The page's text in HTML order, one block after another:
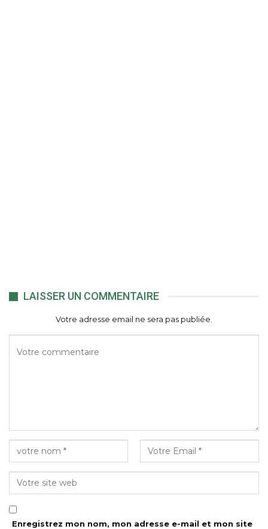
LAISSER UN COMMENTAIRE
Votre adresse email ne sera pas publiée.
Enregistrez mon nom, mon adresse e-mail et mon site